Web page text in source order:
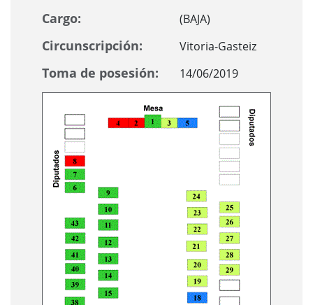
Cargo: (BAJA)
Circunscripción: Vitoria-Gasteiz
Toma de posesión: 14/06/2019